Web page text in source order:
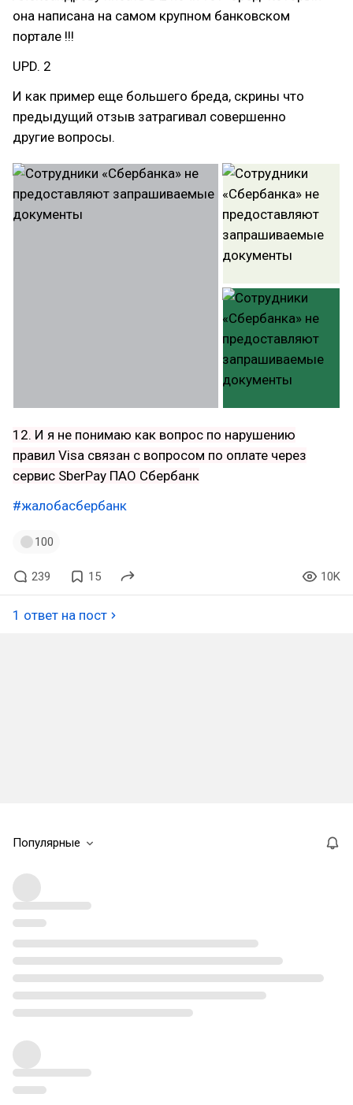
она написана на самом крупном банковском
портале !!!
UPD. 2
И как пример еще большего бреда, скрины что
предыдущий отзыв затрагивал совершенно
другие вопросы.
12. И я не понимаю как вопрос по нарушению
правил Visa связан с вопросом по оплате через
сервис SberPay ПАО Сбербанк
#жалобасбербанк
100
239 15 10K
1 ответ на пост
Популярные